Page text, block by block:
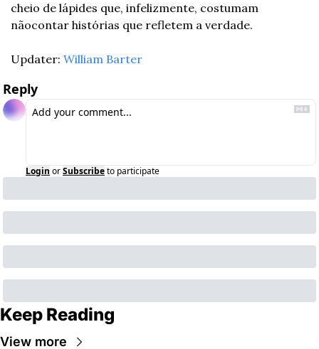
cheio de lápides que, infelizmente, costumam
nãocontar histórias que refletem a verdade.
Updater: William Barter
Reply
Login orSubscribeto participate
Keep Reading
View more